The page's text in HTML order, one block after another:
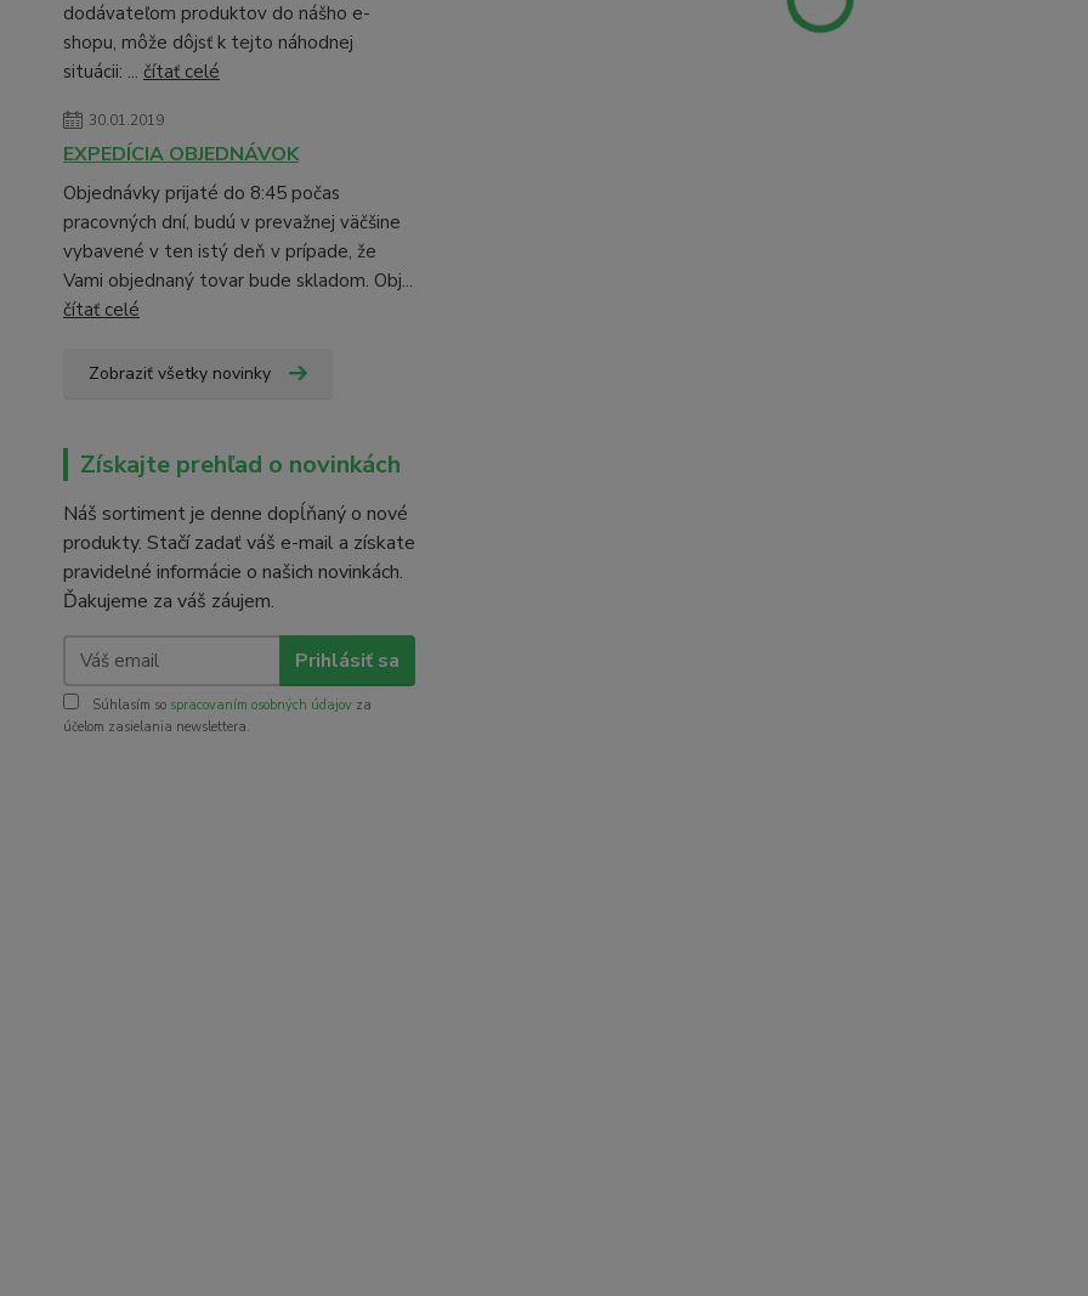
dodávateľom produktov do nášho e-
shopu, môže dôjsť k tejto náhodnej
situácii: ... čítať celé
30.01.2019
EXPEDÍCIA OBJEDNÁVOK
Objednávky prijaté do 8:45 počas
pracovných dní, budú v prevažnej väčšine
vybavené v ten istý deň v prípade, že
Vami objednaný tovar bude skladom. Obj...
čítať celé
Zobraziť všetky novinky
Získajte prehľad o novinkách
Náš sortiment je denne dopĺňaný o nové
produkty. Stačí zadať váš e-mail a získate
pravidelné informácie o našich novinkách.
Ďakujeme za váš záujem.
Prihlásiť sa
Súhlasím so spracovaním osobných údajov za
účelom zasielania newslettera.